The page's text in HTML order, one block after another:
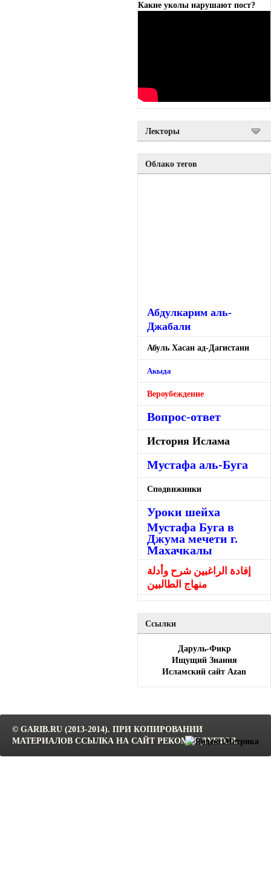
Какие уколы нарушают пост?
Лекторы
Облако тегов
Абдулкарим аль-
Джабали
Абуль Хасан ад-Дагистани
Акыда
Вероубеждение
Вопрос-ответ
История Ислама
Мустафа аль-Буга
Сподвижники
Уроки шейха
Мустафа Буга в
Джума мечети г.
Махачкалы
إفادة الراغبين شرح وأدلة
منهاج الطالبين
Ссылки
Даруль-Фикр
Ищущий Знания
Исламский сайт Azan
© GARIB.RU (2013-2014). ПРИ КОПИРОВАНИИ
МАТЕРИАЛОВ ССЫЛКА НА САЙТ РЕКОМЕНДУЕТСЯ.